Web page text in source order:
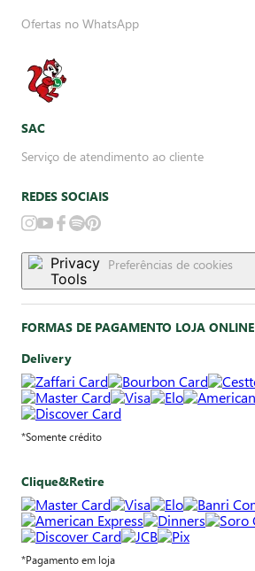
Ofertas no WhatsApp
SAC
Serviço de atendimento ao cliente
REDES SOCIAIS
Preferências de cookies
FORMAS DE PAGAMENTO LOJA ONLINE
Delivery
*Somente crédito
Clique&Retire
*Pagamento em loja